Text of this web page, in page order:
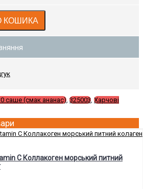
КОШИКА
саше (смак ананас) 325003 Харчові
C Коллакоген морський питний